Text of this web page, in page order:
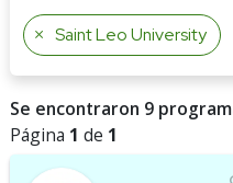
Saint Leo University
Se encontraron 9
Página 1 de 1